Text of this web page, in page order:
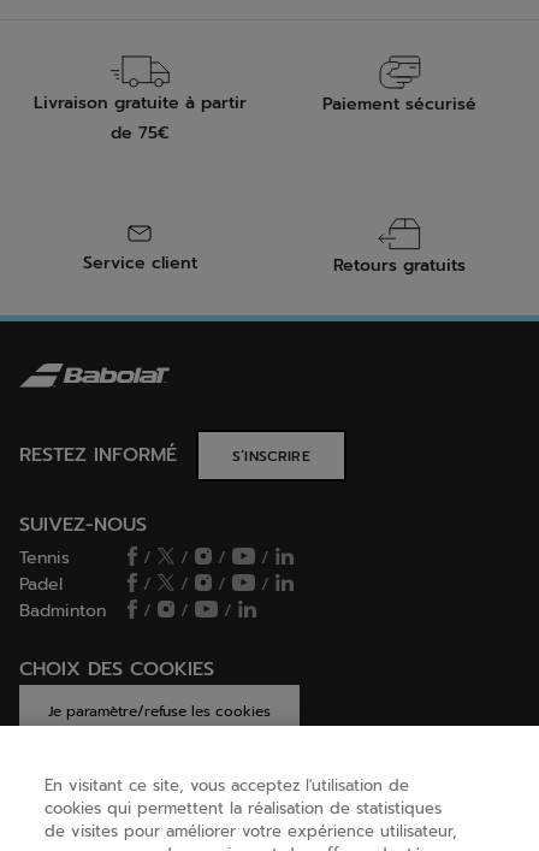
Livraison gratuite à partir
de 75€
Paiement sécurisé
Service client Retours gratuits
RESTEZ INFORMÉ S’INSCRIRE
SUIVEZ-NOUS
Tennis / / /
/
Padel
/ / /
/
Badminton
/ / /
CHOIX DES COOKIES
Je paramètre/refuse les cookies
AIDE
En visitant ce site, vous acceptez l'utilisation de
cookies qui permettent la réalisation de statistiques
de visites pour améliorer votre expérience utilisateur,